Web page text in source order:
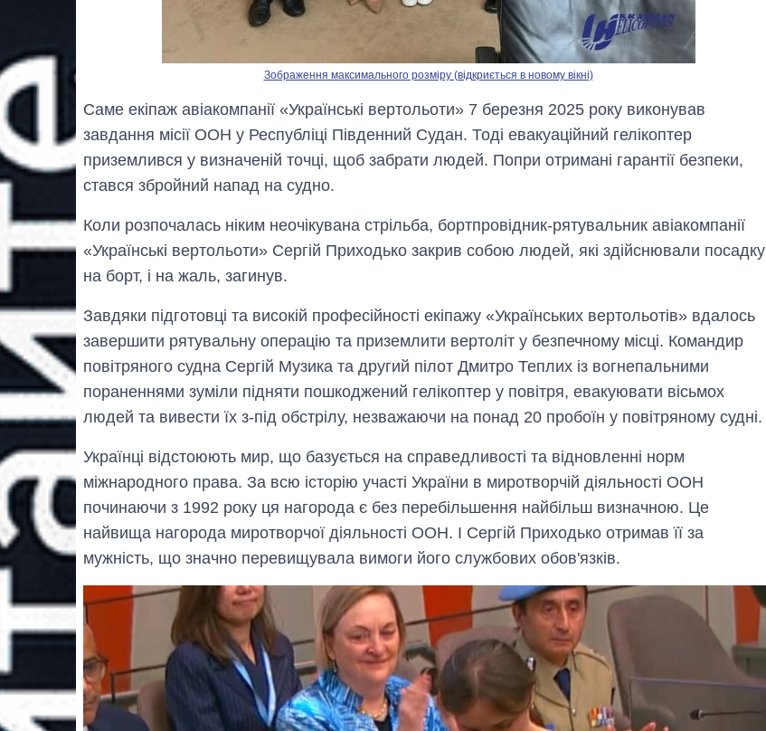
Зображення максимального розміру (відкриється в новому вікні)
Саме екіпаж авіакомпанії «Українські вертольоти» 7 березня 2025 року виконував
завдання місії ООН у Республіці Південний Судан. Тоді евакуаційний гелікоптер
приземлився у визначеній точці, щоб забрати людей. Попри отримані гарантії безпеки,
стався збройний напад на судно.
Коли розпочалась ніким неочікувана стрільба, бортпровідник-рятувальник авіакомпанії
«Українські вертольоти» Сергій Приходько закрив собою людей, які здійснювали посадку
на борт, і на жаль, загинув.
Завдяки підготовці та високій професійності екіпажу «Українських вертольотів» вдалось
завершити рятувальну операцію та приземлити вертоліт у безпечному місці. Командир
повітряного судна Сергій Музика та другий пілот Дмитро Теплих із вогнепальними
пораненнями зуміли підняти пошкоджений гелікоптер у повітря, евакуювати вісьмох
людей та вивести їх з-під обстрілу, незважаючи на понад 20 пробоїн у повітряному судні.
Українці відстоюють мир, що базується на справедливості та відновленні норм
міжнародного права. За всю історію участі України в миротворчій діяльності ООН
починаючи з 1992 року ця нагорода є без перебільшення найбільш визначною. Це
найвища нагорода миротворчої діяльності ООН. І Сергій Приходько отримав її за
мужність, що значно перевищувала вимоги його службових обов'язків.